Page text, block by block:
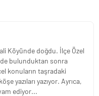
Köyünde doğdu. İlçe Özel
bulunduktan sonra
konuların taşradaki
yazıları yazıyor. Ayrıca,
ediyor...